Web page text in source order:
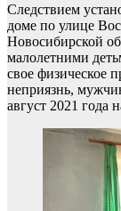
Следствием
доме по улице
Новосибирской
малолетними
свое физическое
неприязнь,
август 2021 года